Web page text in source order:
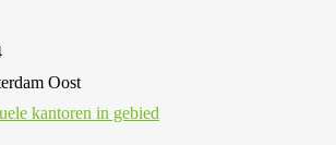
Oost
kantoren in gebied